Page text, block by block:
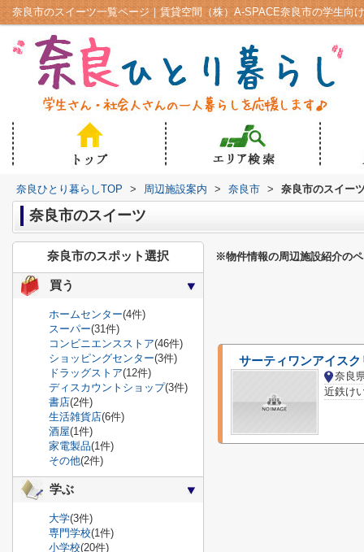
奈良市のスイーツ一覧ページ｜賃貸空間（株）A-SPACE奈良市の学生向
奈良ひとり暮らしTOP > 周辺施設案内 > 奈良市 > 奈良市のスイー
奈良市のスイーツ
※物件情報の周辺施設紹介の
サーティワンアイス
奈良
奈良市のスポット選択
買う
ホームセンター(4件)
スーパー(31件)
コンビニエンスストア(46件)
ショッピングセンター(3件)
ドラッグストア(12件)
ディスカウントショップ(3件)
書店(2件)
生活雑貨店(6件)
酒屋(1件)
家電製品(1件)
その他(2件)
学ぶ
大学(3件)
専門学校(1件)
小学校(20件)